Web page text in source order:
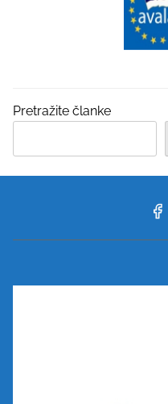
Pretražite članke